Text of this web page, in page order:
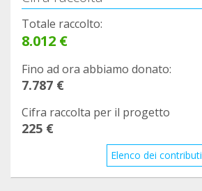
Totale raccolto:
8.012 €
Fino ad ora abbiamo donato:
7.787 €
Cifra raccolta per il progetto
225 €
Elenco dei contributi